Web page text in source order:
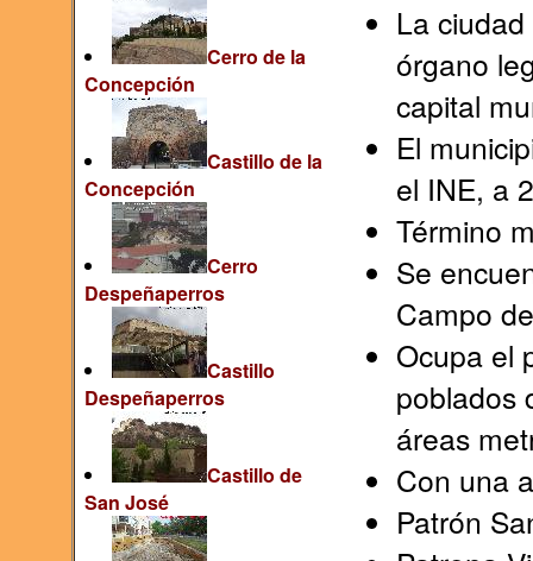
Cerro de la
Concepción
Castillo de la
Concepción
Cerro
Despeñaperros
Castillo
Despeñaperros
Castillo de
San José
La
órgano
capital
El
el INE, a
Término
Se
Campo
Ocupa el
poblados
áreas
Con una
Patrón